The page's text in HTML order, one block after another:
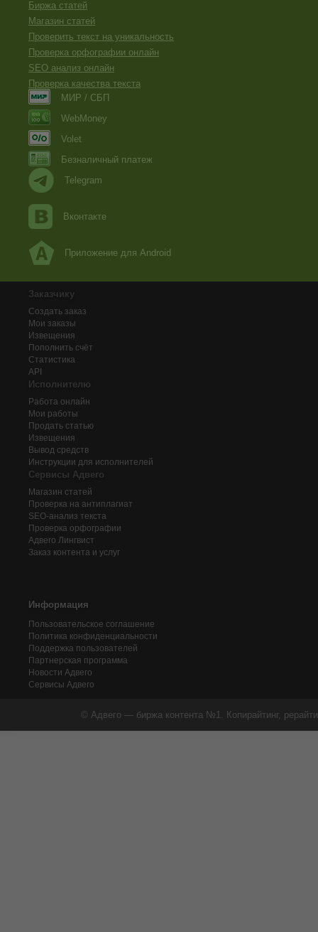
Биржа статей
Магазин статей
Проверить текст на уникальность
Проверка орфографии онлайн
SEO анализ онлайн
Проверка качества текста
МИР / СБП
WebMoney
Volet
Безналичный платеж
Telegram
Вконтакте
Приложение для Android
Заказчику
Создать заказ
Мои заказы
Извещения
Пополнить счёт
Статистика
API
Исполнителю
Работа онлайн
Мои работы
Продать статью
Извещения
Вывод средств
Инструкции для исполнителей
Сервисы Адвего
Магазин статей
Проверка на антиплагиат
SEO-анализ текста
Проверка орфографии
Адвего Лингвист
Заказ контента и услуг
Информация
Пользовательское соглашение
Политика конфиденциальности
Поддержка пользователей
Партнерская программа
Новости Адвего
Сервисы Адвего
© Адвего — биржа контента №1. Копирайтинг,